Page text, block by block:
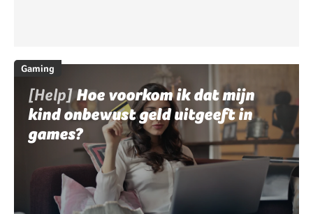
Gaming
[Help]Hoe voorkom ik dat mijn
kind onbewust geld uitgeeft in
games?